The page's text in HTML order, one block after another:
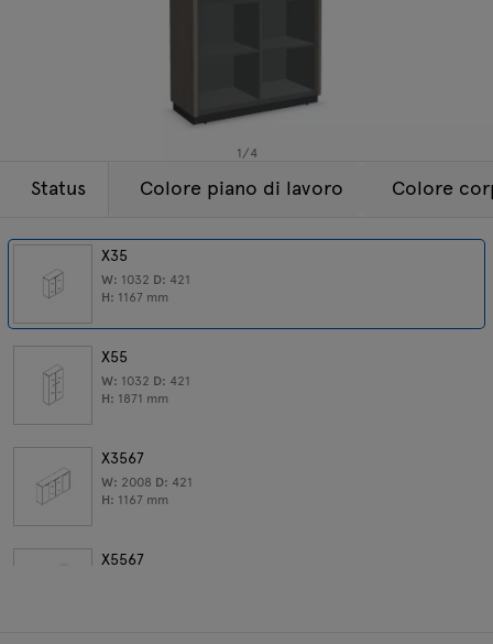
1/4
Status
X35
W: 1032 D: 421
H: 1167 mm
X55
W: 1032 D: 421
H: 1871 mm
X3567
W: 2008 D: 421
H: 1167 mm
X5567
Colore piano di lavoro Colore